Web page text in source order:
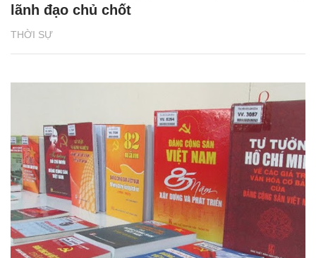
THỜI SỰ
lãnh đạo chủ chốt